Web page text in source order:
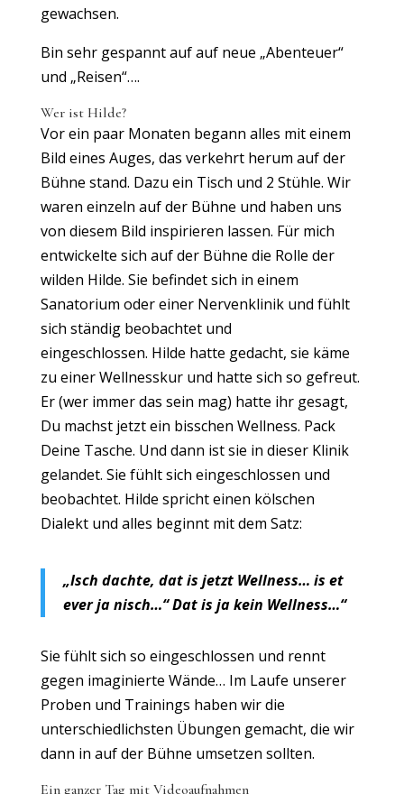
gewachsen.
Bin sehr gespannt auf auf neue „Abenteuer“
und „Reisen“….
Wer ist Hilde?
Vor ein paar Monaten begann alles mit einem
Bild eines Auges, das verkehrt herum auf der
Bühne stand. Dazu ein Tisch und 2 Stühle. Wir
waren einzeln auf der Bühne und haben uns
von diesem Bild inspirieren lassen. Für mich
entwickelte sich auf der Bühne die Rolle der
wilden Hilde. Sie befindet sich in einem
Sanatorium oder einer Nervenklinik und fühlt
sich ständig beobachtet und
eingeschlossen. Hilde hatte gedacht, sie käme
zu einer Wellnesskur und hatte sich so gefreut.
Er (wer immer das sein mag) hatte ihr gesagt,
Du machst jetzt ein bisschen Wellness. Pack
Deine Tasche. Und dann ist sie in dieser Klinik
gelandet. Sie fühlt sich eingeschlossen und
beobachtet. Hilde spricht einen kölschen
Dialekt und alles beginnt mit dem Satz:
„Isch dachte, dat is jetzt Wellness… is et
ever ja nisch…“ Dat is ja kein Wellness…“
Sie fühlt sich so eingeschlossen und rennt
gegen imaginierte Wände… Im Laufe unserer
Proben und Trainings haben wir die
unterschiedlichsten Übungen gemacht, die wir
dann in auf der Bühne umsetzen sollten.
Ein ganzer Tag mit Videoaufnahmen